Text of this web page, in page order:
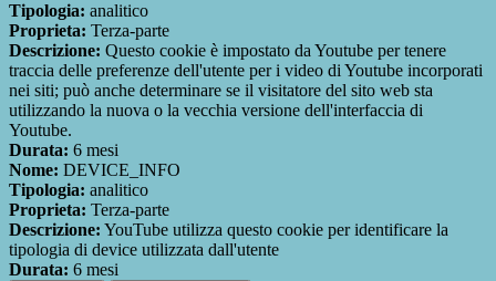
Tipologia: analitico
Proprieta: Terza-parte
Descrizione: Questo cookie è impostato da Youtube per tenere
traccia delle preferenze dell'utente per i video di Youtube incorporati
nei siti; può anche determinare se il visitatore del sito web sta
utilizzando la nuova o la vecchia versione dell'interfaccia di
Youtube.
Durata: 6 mesi
Nome: DEVICE_INFO
Tipologia: analitico
Proprieta: Terza-parte
Descrizione: YouTube utilizza questo cookie per identificare la
tipologia di device utilizzata dall'utente
Durata: 6 mesi